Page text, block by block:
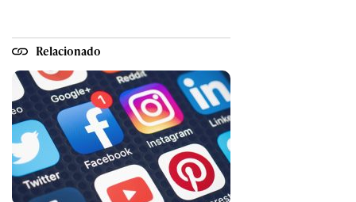
Relacionado